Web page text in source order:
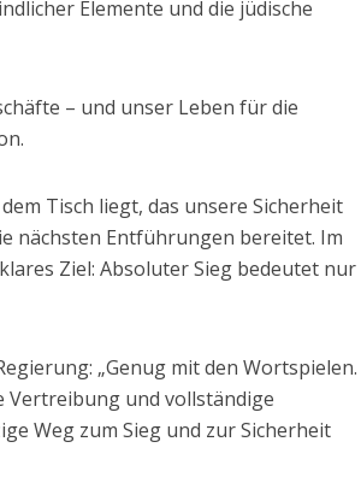
Elemente und die jüdische
– und unser Leben für die
Tisch liegt, das unsere Sicherheit
nächsten Entführungen bereitet. Im
Ziel: Absoluter Sieg bedeutet nur
„Genug mit den Wortspielen.
Vertreibung und vollständige
Weg zum Sieg und zur Sicherheit